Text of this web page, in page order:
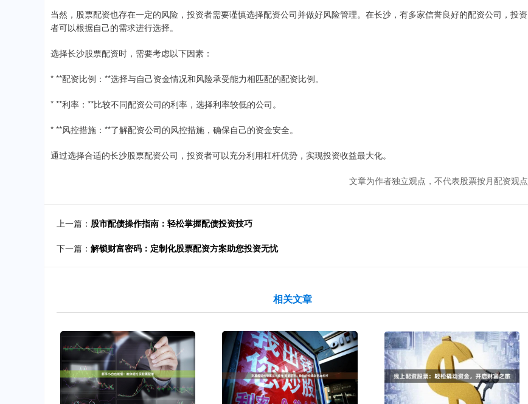
当然，股票配资也存在一定的风险，投资者需要谨慎选择配资公司并做好风险管理。在长沙，有多家信誉良好的配资公司，投资
者可以根据自己的需求进行选择。
选择长沙股票配资时，需要考虑以下因素：
* **配资比例：**选择与自己资金情况和风险承受能力相匹配的配资比例。
* **利率：**比较不同配资公司的利率，选择利率较低的公司。
* **风控措施：**了解配资公司的风控措施，确保自己的资金安全。
通过选择合适的长沙股票配资公司，投资者可以充分利用杠杆优势，实现投资收益最大化。
文章为作者独立观点，不代表股票按月配资观点
上一篇： 股市配债操作指南：轻松掌握配债投资技巧
下一篇： 解锁财富密码：定制化股票配资方案助您投资无忧
相关文章